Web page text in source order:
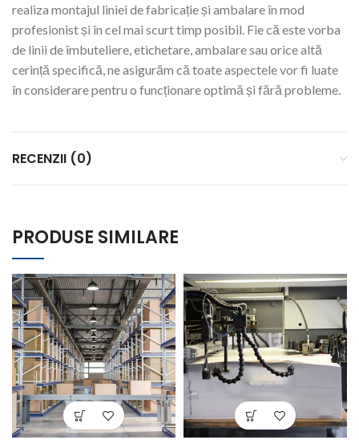
realiza montajul liniei de fabricație și ambalare în mod
profesionist și în cel mai scurt timp posibil. Fie că este vorba
de linii de îmbuteliere, etichetare, ambalare sau orice altă
cerință specifică, ne asigurăm că toate aspectele vor fi luate
în considerare pentru o funcționare optimă și fără probleme.
RECENZII (0)
PRODUSE SIMILARE